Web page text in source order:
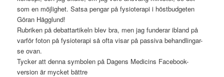
som en möjlighet. Satsa pengar på fysioterapi i höstbudgeten
Göran Hägglund!
Rubriken på debattartikeln blev bra, men jag funderar ibland på
varför foton på fysioterapi så ofta visar på passiva behandlingar-
se ovan.
Tycker att denna symbolen på Dagens Medicins Facebook-
version är mycket bättre